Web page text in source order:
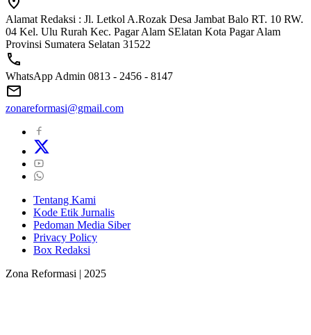
Alamat Redaksi : Jl. Letkol A.Rozak Desa Jambat Balo RT. 10 RW.
04 Kel. Ulu Rurah Kec. Pagar Alam SElatan Kota Pagar Alam
Provinsi Sumatera Selatan 31522
WhatsApp Admin 0813 - 2456 - 8147
zonareformasi@gmail.com
Tentang Kami
Kode Etik Jurnalis
Pedoman Media Siber
Privacy Policy
Box Redaksi
Zona Reformasi | 2025